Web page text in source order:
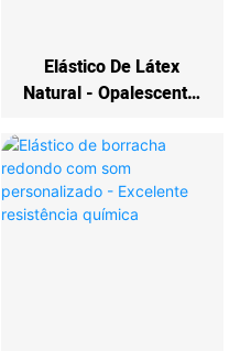
Elástico De Látex
Natural - Opalescente,
Grau A1